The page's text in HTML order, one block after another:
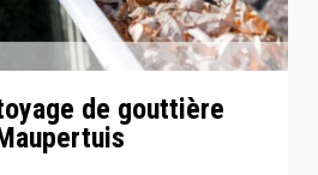
de gouttière